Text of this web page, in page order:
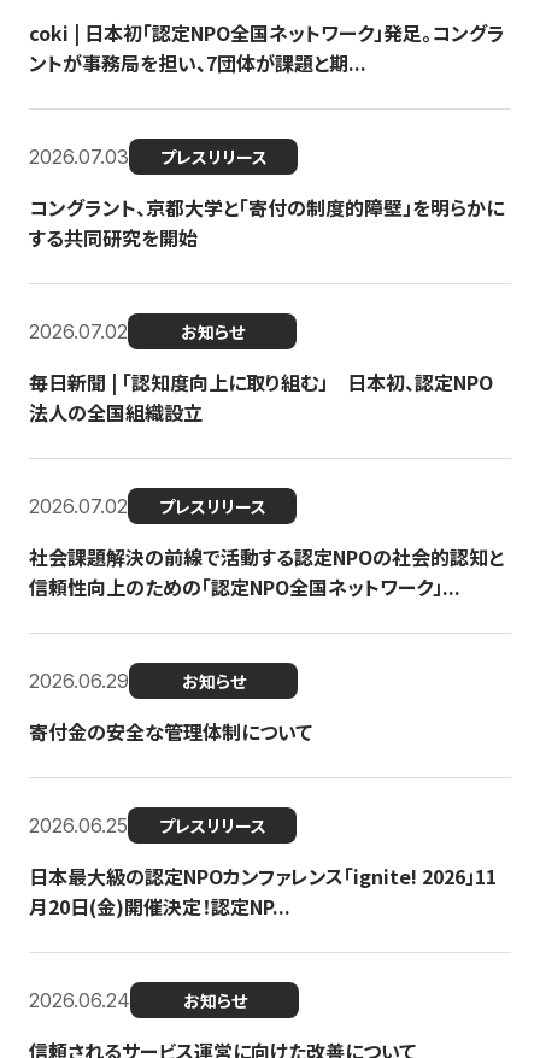
coki | 日本初「認定NPO全国ネットワーク」発足。コングラ
ントが事務局を担い、7団体が課題と期...
2026.07.03 プレスリリース
コングラント、京都大学と「寄付の制度的障壁」を明らかに
する共同研究を開始
2026.07.02 お知らせ
毎日新聞 | 「認知度向上に取り組む」 日本初、認定NPO
法人の全国組織設立
2026.07.02 プレスリリース
社会課題解決の前線で活動する認定NPOの社会的認知と
信頼性向上のための「認定NPO全国ネットワーク」...
2026.06.29 お知らせ
寄付金の安全な管理体制について
2026.06.25 プレスリリース
日本最大級の認定NPOカンファレンス「ignite! 2026」11
月20日(金)開催決定！認定NP...
2026.06.24 お知らせ
信頼されるサービス運営に向けた改善について